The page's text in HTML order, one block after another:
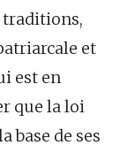
traditions,
et
est en
que la loi
base de ses